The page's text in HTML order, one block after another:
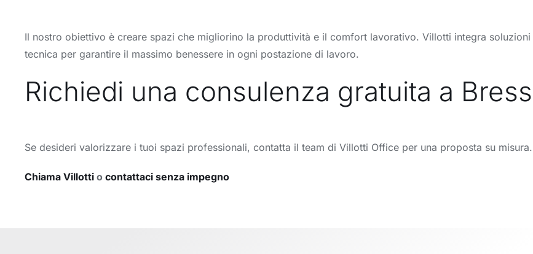
Il nostro obiettivo è creare spazi che migliorino la produttività e il comfort lavorativo. Villotti integra soluzioni
tecnica per garantire il massimo benessere in ogni postazione di lavoro.
Richiedi una consulenza gratuita a
Se desideri valorizzare i tuoi spazi professionali, contatta il team di Villotti Office per una proposta su misura.
Chiama Villotti o contattaci senza impegno